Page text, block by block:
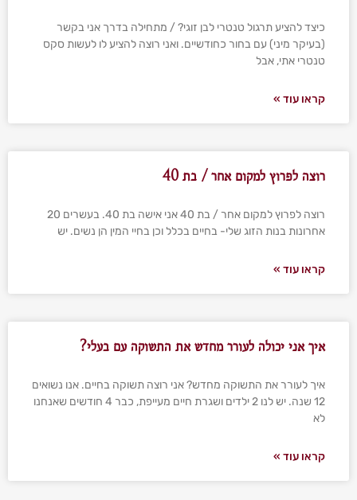
כיצד להציע תרגול טנטרי לבן זוגי? / מתחילה בדרך אני בקשר
(בעיקר מיני) עם בחור כחודשיים. ואני רוצה להציע לו לעשות סקס
טנטרי אתי, אבל
קראו עוד »
רוצה לפרוץ למקום אחר / בת 40
רוצה לפרוץ למקום אחר / בת 40 אני אישה בת 40. בעשרים 20
אחרונות בנות הזוג שלי- בחיים בכלל וכן בחיי המין הן נשים. יש
קראו עוד »
איך אני יכולה לעורר מחדש את התשוקה עם בעלי?
איך לעורר את התשוקה מחדש? אני רוצה תשוקה בחיים. אנו נשואים
12 שנה. יש לנו 2 ילדים ושגרת חיים מעייפת, כבר 4 חודשים שאנחנו
לא
קראו עוד »